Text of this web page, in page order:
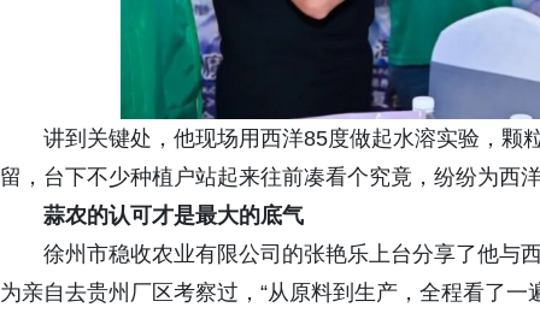
讲到关键处，他现场用西洋85度做起水溶实验，颗
留，台下不少种植户站起来往前凑看个究竟，纷纷为西
蒜农的认可才是最大的底气
徐州市稳收农业有限公司的张艳乐上台分享了他与
为亲自去贵州厂区考察过，“从原料到生产，全程看了